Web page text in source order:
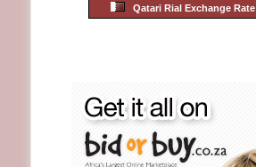
Qatari Rial Exchange Rate